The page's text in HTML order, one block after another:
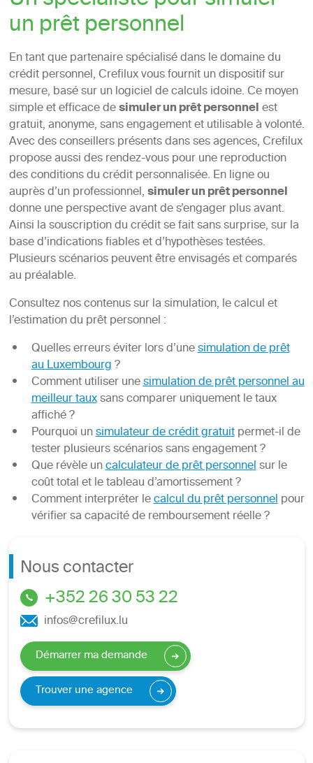
Nous contacter
+352 26 30 53 22
infos@crefilux.lu
Démarrer ma demande
Trouver une agence
un prêt personnel
En tant que partenaire spécialisé dans le domaine du
crédit personnel, Crefilux vous fournit un dispositif sur
mesure, basé sur un logiciel de calculs idoine. Ce moyen
simple et efficace desimuler un prêt personnelest
gratuit, anonyme, sans engagement et utilisable à volonté.
Avec des conseillers présents dans ses agences, Crefilux
propose aussi des rendez-vous pour une reproduction
des conditions du crédit personnalisée. En ligne ou
auprès d’un professionnel,simuler un prêt personnel
donne une perspective avant de s’engager plus avant.
Ainsi la souscription du crédit se fait sans surprise, sur la
base d’indications fiables et d’hypothèses testées.
Plusieurs scénarios peuvent être envisagés et comparés
au préalable.
Consultez nos contenus sur la simulation, le calcul et
l’estimation du prêt personnel :
Quelles erreurs éviter lors d’unesimulation de prêt
au Luxembourg?
Comment utiliser unesimulation de prêt personnel au
meilleur tauxsans comparer uniquement le taux
affiché ?
Pourquoi unsimulateur de crédit gratuitpermet-il de
tester plusieurs scénarios sans engagement ?
Que révèle uncalculateur de prêt personnelsur le
coût total et le tableau d’amortissement ?
Comment interpréter lecalcul du prêt personnelpour
vérifier sa capacité de remboursement réelle ?